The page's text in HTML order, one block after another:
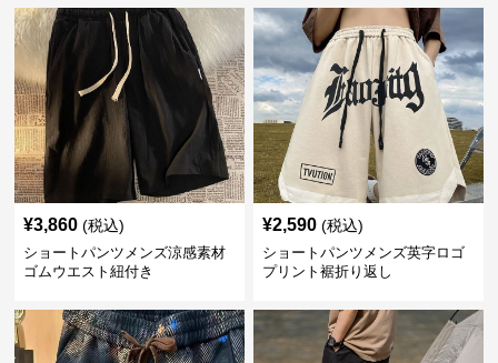
¥3,860 (税込)
ショートパンツメンズ涼感素材
ゴムウエスト紐付き
¥2,590 (税込)
ショートパンツメンズ英字ロゴ
プリント裾折り返し